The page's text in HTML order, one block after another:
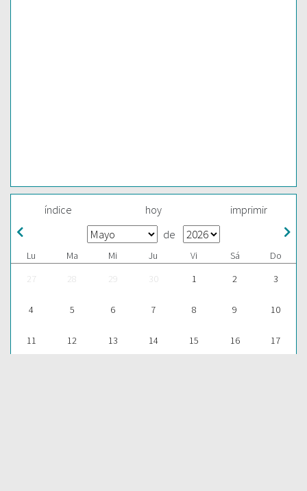
índice hoy imprimir
de
Lu Ma Mi Ju Vi Sá
Do
27
28 29 30 1 2 3
4 5 6 7 8 9 10
11 12 13 14 15 16 17